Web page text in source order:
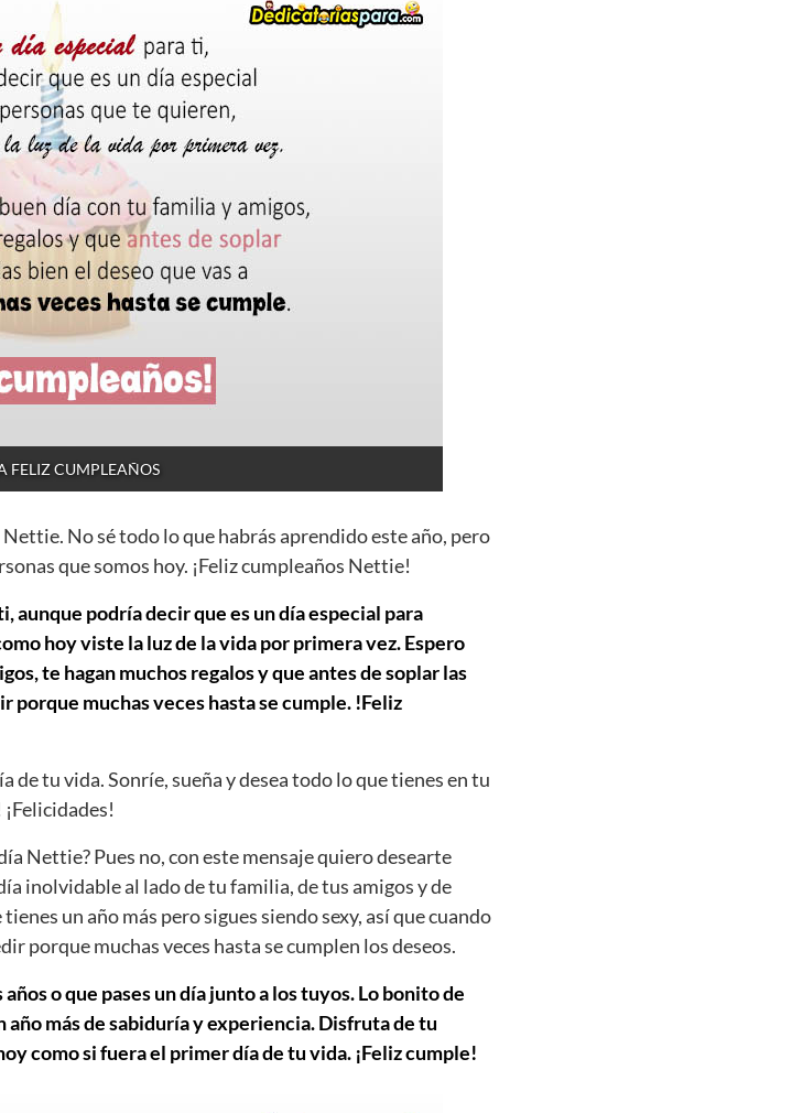
FELIZ CUMPLEAÑOS
No sé todo lo que habrás aprendido este año, pero
que somos hoy. ¡Feliz cumpleaños Nettie!
aunque podría decir que es un día especial para
hoy viste la luz de la vida por primera vez. Espero
te hagan muchos regalos y que antes de soplar las
porque muchas veces hasta se cumple. !Feliz
tu vida. Sonríe, sueña y desea todo lo que tienes en tu
Nettie? Pues no, con este mensaje quiero desearte
inolvidable al lado de tu familia, de tus amigos y de
un año más pero sigues siendo sexy, así que cuando
porque muchas veces hasta se cumplen los deseos.
o que pases un día junto a los tuyos. Lo bonito de
más de sabiduría y experiencia. Disfruta de tu
como si fuera el primer día de tu vida. ¡Feliz cumple!